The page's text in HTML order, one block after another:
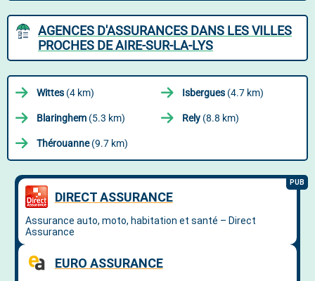
AGENCES D'ASSURANCES DANS LES VILLES
PROCHES DE AIRE-SUR-LA-LYS
Wittes (4 km) Isbergues (4.7 km)
Blaringhem (5.3 km) Rely (8.8 km)
Thérouanne(9.7 km)